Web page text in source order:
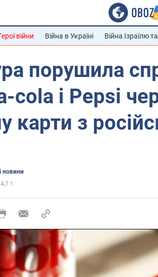
війни Війна в Україні Війна Ізраїлю
порушила
cola і Pepsi
карти з
новини
4,7 т.